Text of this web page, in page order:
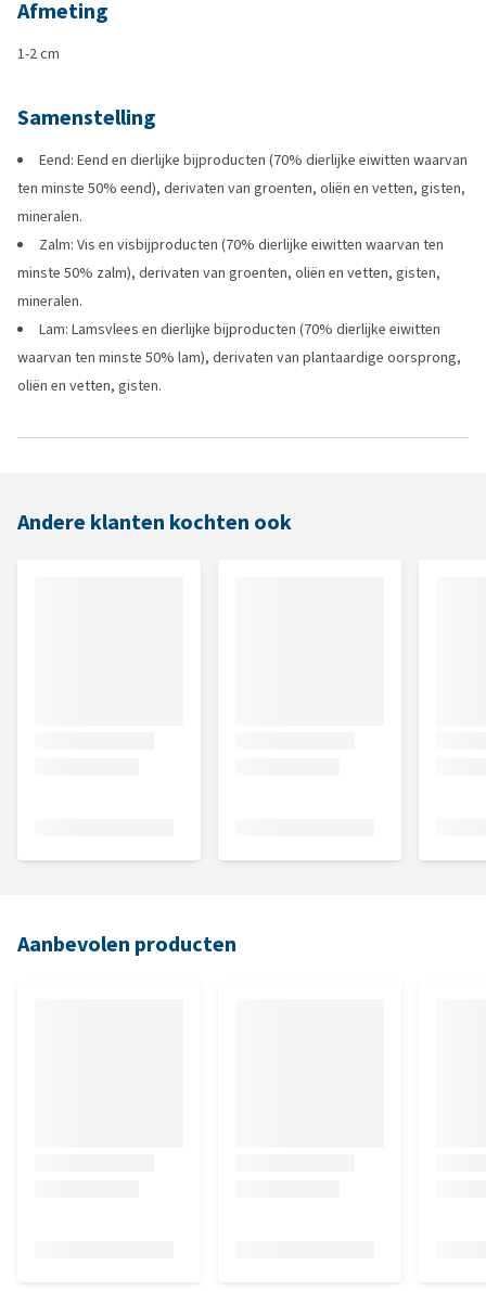
Afmeting
1-2 cm
Samenstelling
Eend: Eend en dierlijke bijproducten (70% dierlijke eiwitten waarvan
ten minste 50% eend), derivaten van groenten, oliën en vetten, gisten,
mineralen.
Zalm: Vis en visbijproducten (70% dierlijke eiwitten waarvan ten
minste 50% zalm), derivaten van groenten, oliën en vetten, gisten,
mineralen.
Lam: Lamsvlees en dierlijke bijproducten (70% dierlijke eiwitten
waarvan ten minste 50% lam), derivaten van plantaardige oorsprong,
oliën en vetten, gisten.
Andere klanten kochten ook
Aanbevolen producten